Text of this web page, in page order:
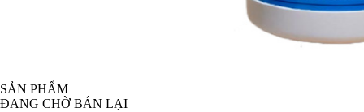
SẢN PHẨM
ĐANG CHỜ BÁN LẠI